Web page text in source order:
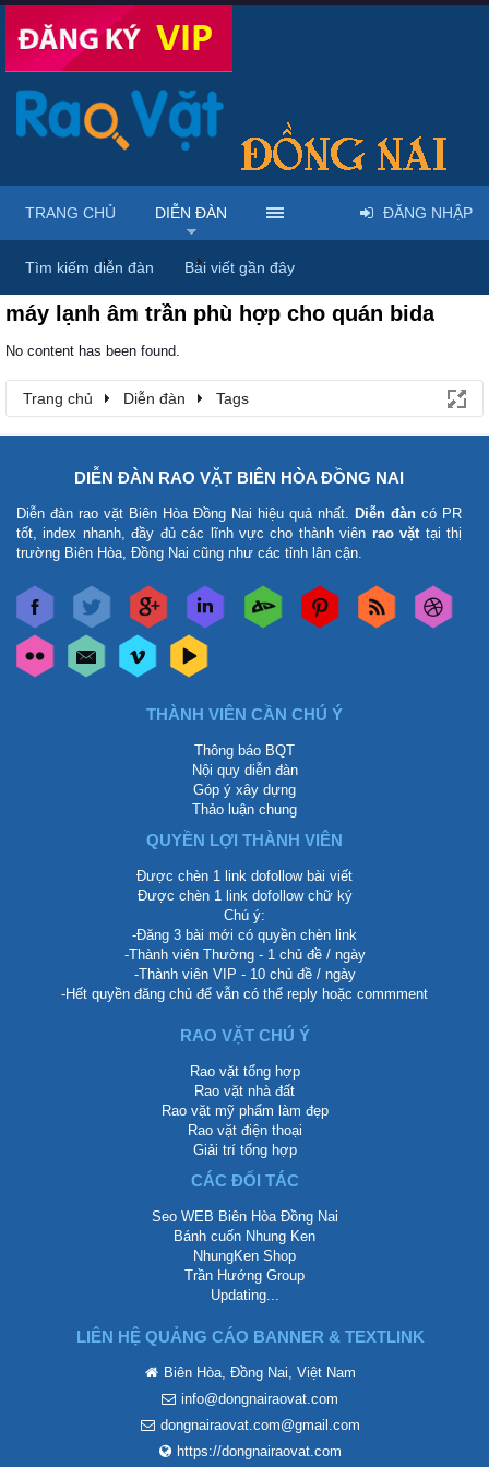
Trang chủ Diễn đàn Tags
máy lạnh âm trần phù hợp cho quán bida
No content has been found.
Trang chủ Diễn đàn Tags
TRANG CHỦ DIỄN ĐÀN
Tìm kiếm diễn đàn Bài viết gần đây
ĐĂNG NHẬP
DIỄN ĐÀN RAO VẶT BIÊN HÒA ĐỒNG NAI
Diễn đàn rao vặt Biên Hòa Đồng Nai hiệu quả nhất. Diễn đàn có PR
tốt, index nhanh, đầy đủ các lĩnh vực cho thành viên rao vặttại thị
trường Biên Hòa, Đồng Nai cũng như các tỉnh lân cận.
THÀNH VIÊN CẦN CHÚ Ý
Thông báo BQT
Nội quy diễn đàn
Góp ý xây dựng
Thảo luận chung
QUYỀN LỢI THÀNH VIÊN
Được chèn 1 link dofollow bài viết
Được chèn 1 link dofollow chữ ký
Chú ý:
-Đăng 3 bài mới có quyền chèn link
-Thành viên Thường - 1 chủ đề / ngày
-Thành viên VIP - 10 chủ đề / ngày
-Hết quyền đăng chủ để vẫn có thể reply hoặc commment
RAO VẶT CHÚ Ý
Rao vặt tổng hợp
Rao vặt nhà đất
Rao vặt mỹ phẩm làm đẹp
Rao vặt điện thoại
Giải trí tổng hợp
CÁC ĐỐI TÁC
Seo WEB Biên Hòa Đồng Nai
Bánh cuốn Nhung Ken
NhungKen Shop
Trần Hướng Group
Updating...
LIÊN HỆ QUẢNG CÁO BANNER & TEXTLINK
Biên Hòa, Đồng Nai, Việt Nam
info@dongnairaovat.com
dongnairaovat.com@gmail.com
https://dongnairaovat.com